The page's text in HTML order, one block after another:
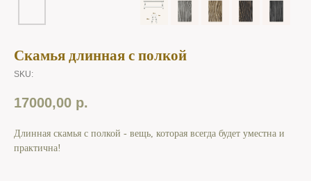
Скамья длинная с полкой
SKU:
17000,00 р.
Длинная скамья с полкой - вещь, которая всегда будет уместна и
практична!